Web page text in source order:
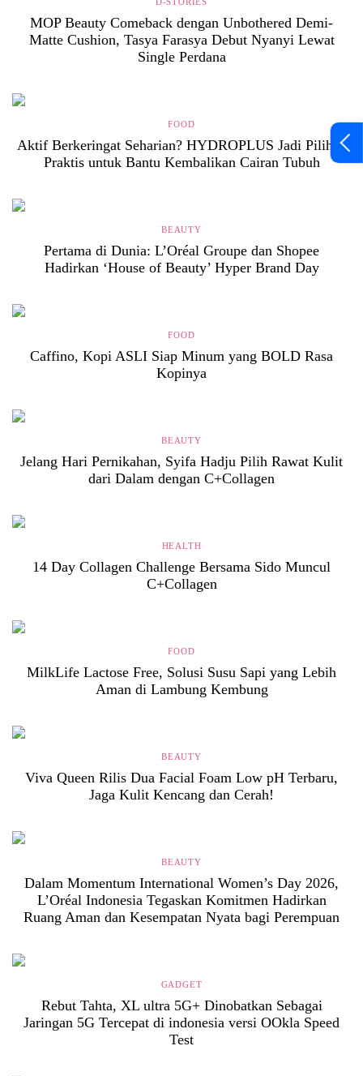
MOP Beauty Comeback dengan Unbothered Demi-
Matte Cushion, Tasya Farasya Debut Nyanyi Lewat
Single Perdana
FOOD
Aktif Berkeringat Seharian? HYDROPLUS Jadi Pilihan
Praktis untuk Bantu Kembalikan Cairan Tubuh
BEAUTY
Pertama di Dunia: L’Oréal Groupe dan Shopee
Hadirkan ‘House of Beauty’ Hyper Brand Day
FOOD
Caffino, Kopi ASLI Siap Minum yang BOLD Rasa
Kopinya
BEAUTY
Jelang Hari Pernikahan, Syifa Hadju Pilih Rawat Kulit
dari Dalam dengan C+Collagen
HEALTH
14 Day Collagen Challenge Bersama Sido Muncul
C+Collagen
FOOD
MilkLife Lactose Free, Solusi Susu Sapi yang Lebih
Aman di Lambung Kembung
BEAUTY
Viva Queen Rilis Dua Facial Foam Low pH Terbaru,
Jaga Kulit Kencang dan Cerah!
BEAUTY
Dalam Momentum International Women’s Day 2026,
L’Oréal Indonesia Tegaskan Komitmen Hadirkan
Ruang Aman dan Kesempatan Nyata bagi Perempuan
GADGET
Rebut Tahta, XL ultra 5G+ Dinobatkan Sebagai
Jaringan 5G Tercepat di indonesia versi OOkla Speed
Test